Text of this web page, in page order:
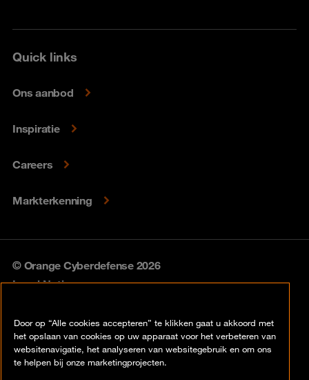
Quick links
Ons aanbod
Inspiratie
Careers
Markterkenning
© Orange Cyberdefense 2026
Legal Notice
Vulnerability policy
Door op “Alle cookies accepteren” te klikken gaat u akkoord met
het opslaan van cookies op uw apparaat voor het verbeteren van
websitenavigatie, het analyseren van websitegebruik en om ons
te helpen bij onze marketingprojecten.